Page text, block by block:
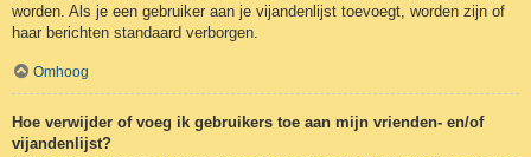
worden. Als je een gebruiker aan je vijandenlijst toevoegt, worden zijn of
haar berichten standaard verborgen.
Omhoog
Hoe verwijder of voeg ik gebruikers toe aan mijn vrienden- en/of
vijandenlijst?